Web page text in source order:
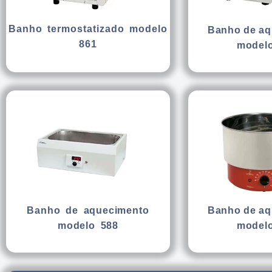
Banho termostatizado modelo
861
Banho de
Banho de aquecimento
modelo 588
Banho de